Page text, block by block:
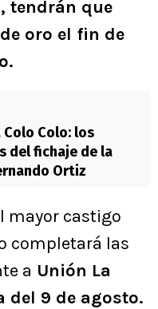
tendrán que
oro el fin de
Colo Colo: los
del fichaje de la
Ortiz
mayor castigo
completará las
a Unión La
del 9 de agosto.